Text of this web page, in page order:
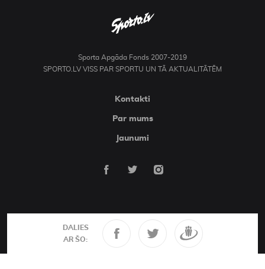
DALIES
AR ŠO:
Sporta Apgāda Fonds 2007-2019
SPORTO.LV VISS PAR SPORTU UN TĀ AKTUALITĀTĒM
Kontakti
Par mums
Jaunumi